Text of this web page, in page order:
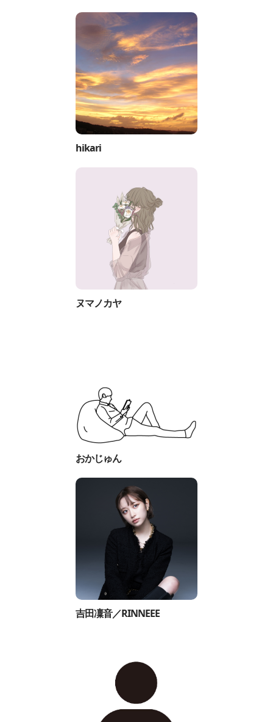
hikari
ヌマノカヤ
おかじゅん
吉田凜音／RINNEEE